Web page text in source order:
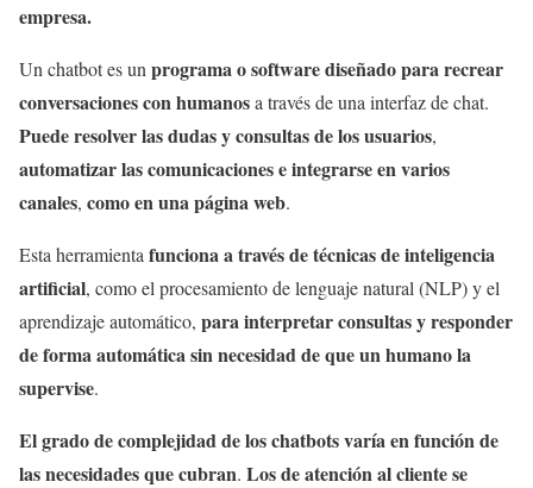
empresa.
Un chatbot es un programa o software diseñado para recrear
conversaciones con humanosa través de una interfaz de chat.
Puede resolver las dudas y consultas de los usuarios,
automatizar las comunicaciones e integrarse en varios
canales, como en una página web.
Esta herramienta funciona a través de técnicas de inteligencia
artificial, como el procesamiento de lenguaje natural (NLP) y el
aprendizaje automático, para interpretar consultas y responder
de forma automática sin necesidad de que un humano la
supervise.
El grado de complejidad de los chatbots varía en función de
las necesidades que cubran. Los de atención al cliente se